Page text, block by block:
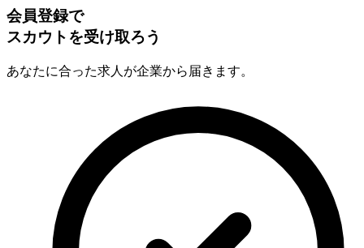
会員登録で
スカウトを受け取ろう
あなたに合った求人が企業から届きます。